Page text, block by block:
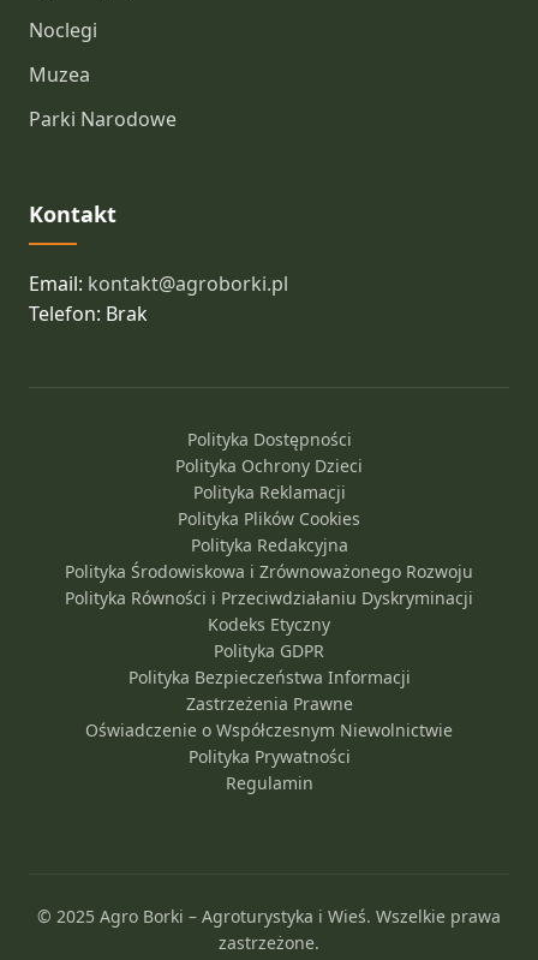
Noclegi
Muzea
Parki Narodowe
Kontakt
Email: kontakt@agroborki.pl
Telefon: Brak
Polityka Dostępności
Polityka Ochrony Dzieci
Polityka Reklamacji
Polityka Plików Cookies
Polityka Redakcyjna
Polityka Środowiskowa i Zrównoważonego Rozwoju
Polityka Równości i Przeciwdziałaniu Dyskryminacji
Kodeks Etyczny
Polityka GDPR
Polityka Bezpieczeństwa Informacji
Zastrzeżenia Prawne
Oświadczenie o Współczesnym Niewolnictwie
Polityka Prywatności
Regulamin
© 2025 Agro Borki – Agroturystyka i Wieś. Wszelkie prawa
zastrzeżone.